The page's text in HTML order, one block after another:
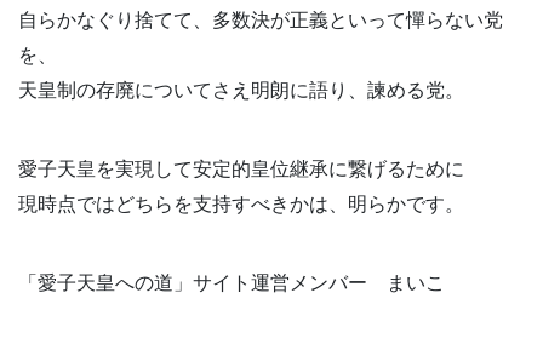
自らかなぐり捨てて、多数決が正義といって憚らない党
を、
天皇制の存廃についてさえ明朗に語り、諫める党。
愛子天皇を実現して安定的皇位継承に繋げるために
現時点ではどちらを支持すべきかは、明らかです。
「愛子天皇への道」サイト運営メンバー まいこ